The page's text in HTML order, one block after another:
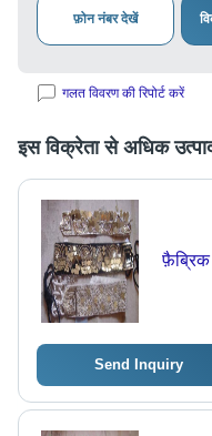
फ़ोन नंबर देखें
गलत विवरण की रिपोर्ट करें
इस विक्रेता से अधिक
फ़ैब्रिक
Send Inquiry